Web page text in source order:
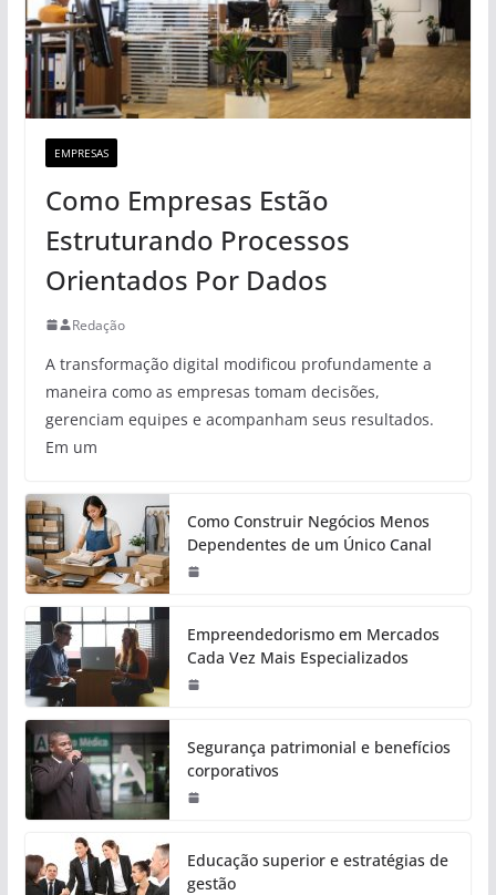
EMPRESAS
Como Empresas Estão
Estruturando Processos
Orientados Por Dados
Redação
A transformação digital modificou profundamente a
maneira como as empresas tomam decisões,
gerenciam equipes e acompanham seus resultados.
Em um
Como Construir Negócios Menos
Dependentes de um Único Canal
Empreendedorismo em Mercados
Cada Vez Mais Especializados
Segurança patrimonial e benefícios
corporativos
Educação superior e estratégias de
gestão